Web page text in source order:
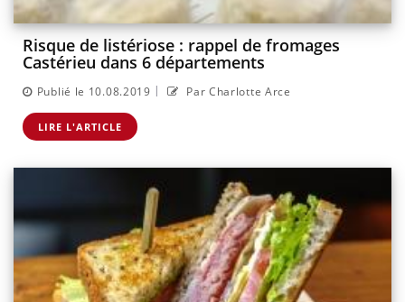
Risque de listériose : rappel de fromages
Castérieu dans 6 départements
Publié le 10.08.2019 | Par Charlotte Arce
LIRE L'ARTICLE